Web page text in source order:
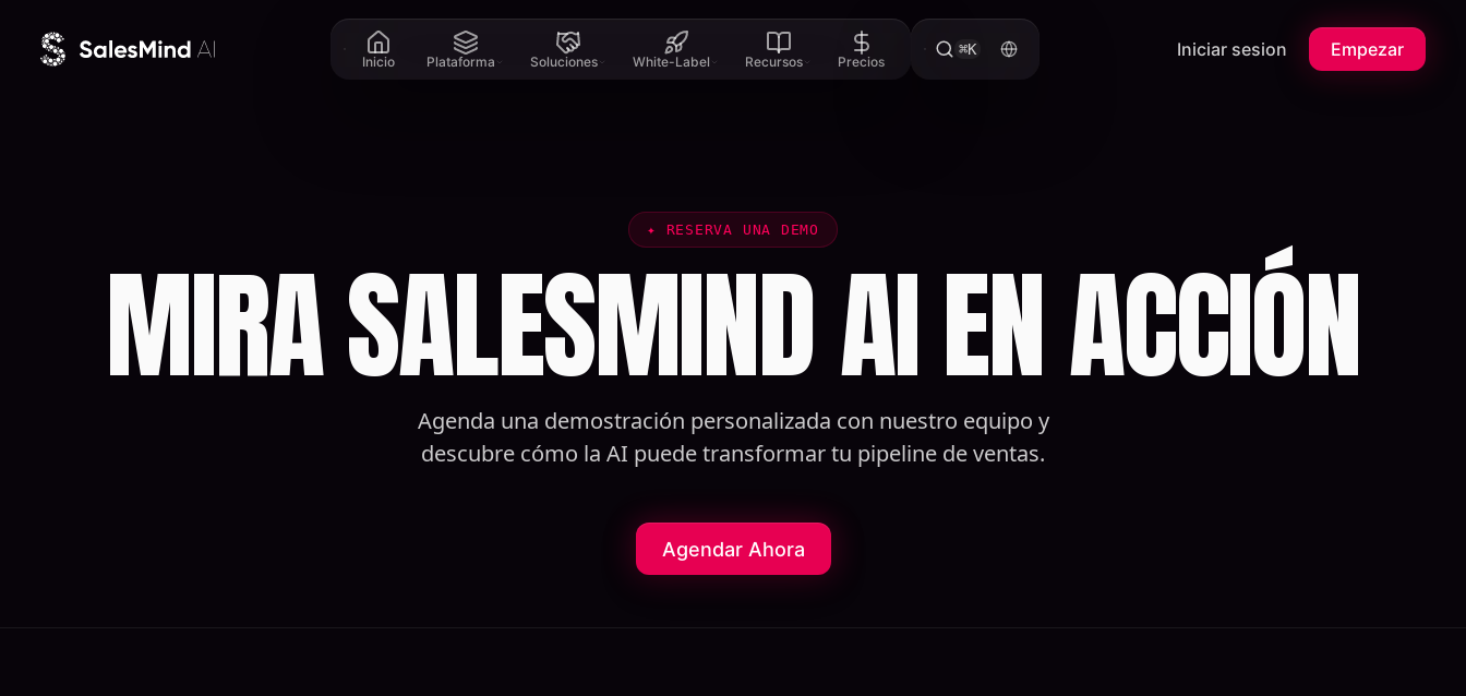
Inicio Plataforma Soluciones White-Label Recursos Precios
⌘K Iniciar sesion Empezar
✦ RESERVA UNA DEMO
MIRA SALESMIND AI EN ACCIÓN
Agenda una demostración personalizada con nuestro equipo y
descubre cómo la AI puede transformar tu pipeline de ventas.
Agendar Ahora